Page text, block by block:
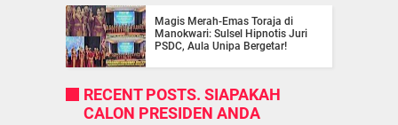
Magis Merah-Emas Toraja di
Manokwari: Sulsel Hipnotis Juri
PSDC, Aula Unipa Bergetar!
RECENT POSTS. SIAPAKAH
CALON PRESIDEN ANDA